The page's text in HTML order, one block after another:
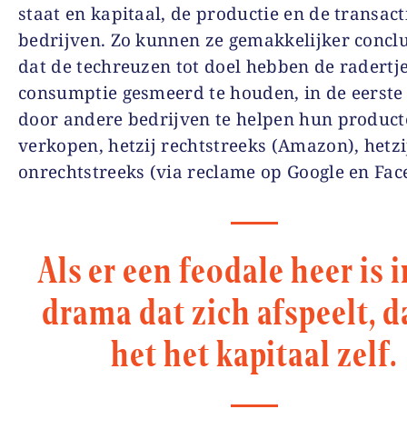
staat en kapitaal, de productie en de
bedrijven. Zo kunnen ze gemakkelijker
dat de techreuzen tot doel hebben de
consumptie gesmeerd te houden, in de
door andere bedrijven te helpen hun
verkopen, hetzij rechtstreeks (Amazon),
onrechtstreeks (via reclame op Google en
Als er een feodale heer is
drama dat zich afspeelt,
het het kapitaal zelf.